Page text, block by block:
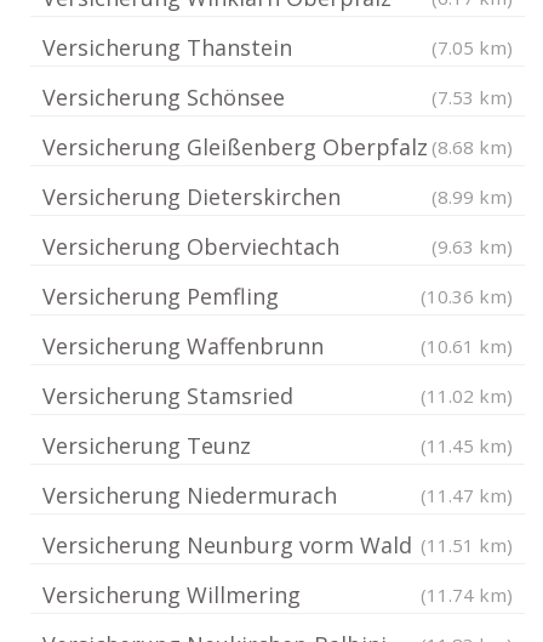
Versicherung Thanstein (7.05 km)
Versicherung Schönsee (7.53 km)
Versicherung Gleißenberg Oberpfalz (8.68 km)
Versicherung Dieterskirchen (8.99 km)
Versicherung Oberviechtach (9.63 km)
Versicherung Pemfling (10.36 km)
Versicherung Waffenbrunn (10.61 km)
Versicherung Stamsried (11.02 km)
Versicherung Teunz (11.45 km)
Versicherung Niedermurach (11.47 km)
Versicherung Neunburg vorm Wald (11.51 km)
Versicherung Willmering (11.74 km)